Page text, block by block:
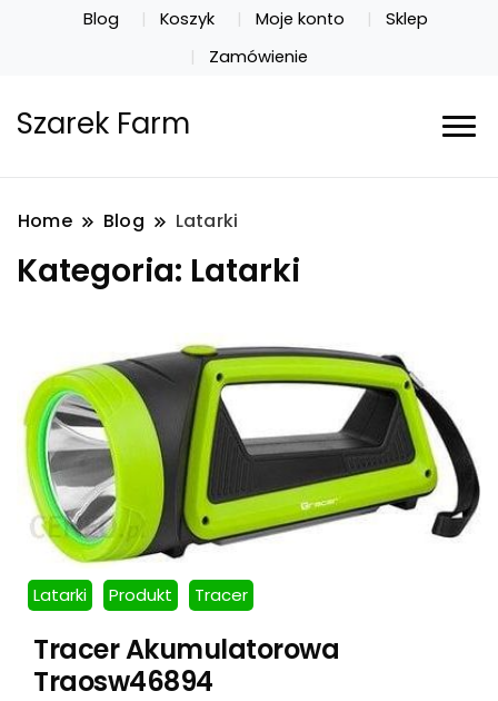
Blog Koszyk Moje konto
Sklep
Zamówienie
Szarek Farm
Home Blog Latarki
Kategoria: Latarki
Latarki Produkt Tracer
Tracer Akumulatorowa
Traosw46894